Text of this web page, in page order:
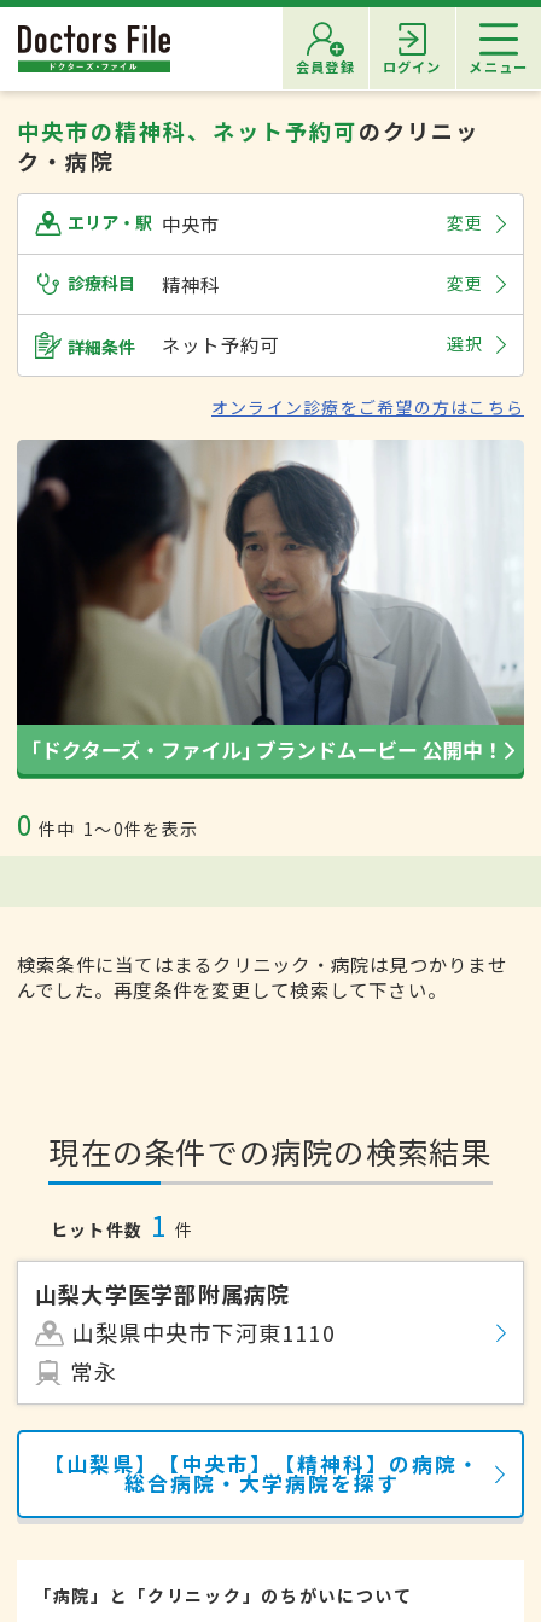
会員登録 ログイン メニュー
中央市の精神科、ネット予約可のクリニッ
ク・病院
エリア・駅 中央市 変更
診療科目 精神科 変更
詳細条件 ネット予約可 選択
オンライン診療をご希望の方はこちら
0 件中 1〜0件を表示
検索条件に当てはまるクリニック・病院は見つかりませ
んでした。再度条件を変更して検索して下さい。
現在の条件での病院の検索結果
ヒット件数 1 件
山梨大学医学部附属病院
山梨県中央市下河東1110
常永
【山梨県】【中央市】【精神科】の病院・
総合病院・大学病院を探す
「病院」と「クリニック」のちがいについて